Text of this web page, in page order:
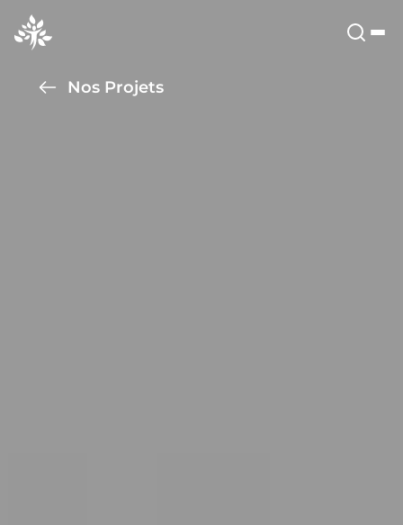
Nos Projets